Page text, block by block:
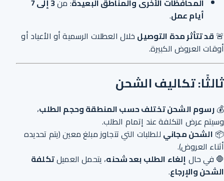
أيام عمل.
🚨 قد تتأثر مدة التوصيل خلال العطلات الرسمية أو الأعياد أو
أوقات العروض الكبيرة.
ثالثًا: تكاليف الشحن
💰رسوم الشحن تختلف حسب المنطقة وحجم الطلب،
وسيتم عرض التكلفة عند إتمام الطلب.
📦 الشحن مجاني للطلبات التي تتجاوز مبلغ معين (يتم تحديده
أثناء العروض).
🛑 في حال إلغاء الطلب بعد شحنه، يتحمل العميلتكلفة
الشحن والإرجاع.